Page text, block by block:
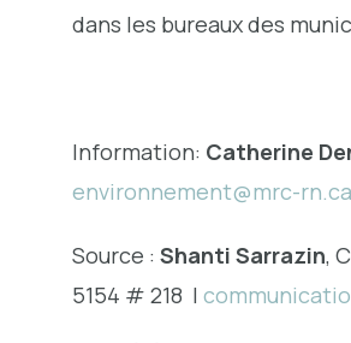
dans les bureaux des
Information: Catherine
environnement@mrc-rn.ca
Source : Shanti Sarrazin,
5154 # 218 |